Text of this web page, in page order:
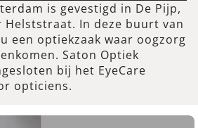
is gevestigd in De Pijp,
Helststraat. In deze buurt van
een optiekzaak waar oogzorg
Saton Optiek
bij het EyeCare
opticiens.